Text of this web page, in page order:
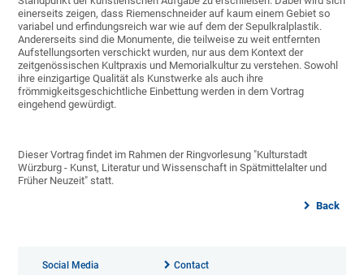
einerseits zeigen, dass Riemenschneider auf kaum einem Gebiet so
variabel und erfindungsreich war wie auf dem der Sepulkralplastik.
Andererseits sind die Monumente, die teilweise zu weit entfernten
Aufstellungsorten verschickt wurden, nur aus dem Kontext der
zeitgenössischen Kultpraxis und Memorialkultur zu verstehen. Sowohl
ihre einzigartige Qualität als Kunstwerke als auch ihre
frömmigkeitsgeschichtliche Einbettung werden in dem Vortrag
eingehend gewürdigt.
Dieser Vortrag findet im Rahmen der Ringvorlesung "Kulturstadt
Würzburg - Kunst, Literatur und Wissenschaft in Spätmittelalter und
Früher Neuzeit" statt.
Back
Social Media Contact